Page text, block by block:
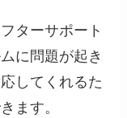
ターサポート
に問題が起き
してくれるた
ます。